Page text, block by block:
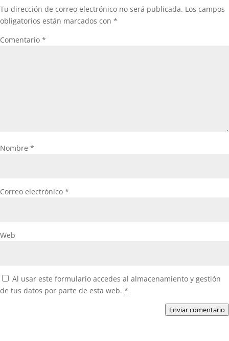
Tu dirección de correo electrónico no será publicada. Los campos
obligatorios están marcados con *
Comentario *
Nombre *
Correo electrónico *
Web
Al usar este formulario accedes al almacenamiento y gestión
de tus datos por parte de esta web. *
Enviar comentario